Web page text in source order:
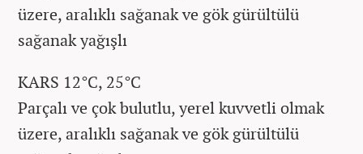
üzere, aralıklı sağanak ve gök gürültülü
sağanak yağışlı
KARS 12°C, 25°C
Parçalı ve çok bulutlu, yerel kuvvetli olmak
üzere, aralıklı sağanak ve gök gürültülü